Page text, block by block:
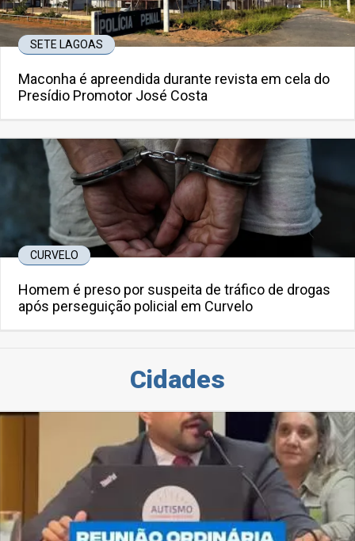
SETE LAGOAS
Maconha é apreendida durante revista em cela do
Presídio Promotor José Costa
CURVELO
Homem é preso por suspeita de tráfico de drogas
após perseguição policial em Curvelo
Cidades